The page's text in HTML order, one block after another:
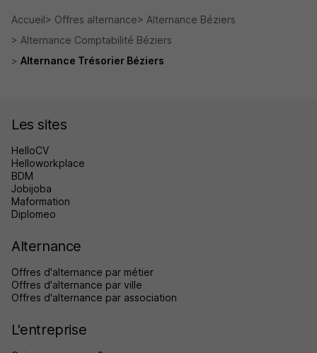
Accueil Offres alternance
Alternance Béziers
Alternance Comptabilité Béziers
Alternance Trésorier Béziers
Les sites
HelloCV
Helloworkplace
BDM
Jobijoba
Maformation
Diplomeo
Alternance
Offres d'alternance par métier
Offres d'alternance par ville
Offres d'alternance par association
L'entreprise